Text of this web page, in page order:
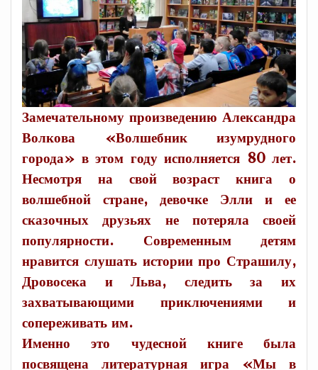
Замечательному произведению Александра
Волкова «Волшебник изумрудного
города» в этом году исполняется 80 лет.
Несмотря на свой возраст книга о
волшебной стране, девочке Элли и ее
сказочных друзьях не потеряла своей
популярности. Современным детям
нравится слушать истории про Страшилу,
Дровосека и Льва, следить за их
захватывающими приключениями и
сопереживать им.
Именно это чудесной книге была
посвящена литературная игра «Мы в